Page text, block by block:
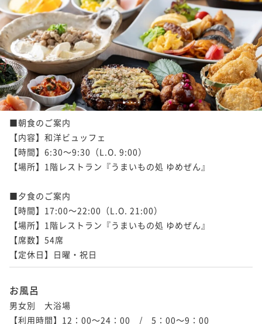
12345
■朝食のご案内
【内容】和洋ビュッフェ
【時間】6:30～9:30（L.O. 9:00）
【場所】1階レストラン『うまいもの処 ゆめぜん』
■夕食のご案内
【時間】17:00～22:00（L.O. 21:00）
【場所】1階レストラン『うまいもの処 ゆめぜん』
【席数】54席
【定休日】日曜・祝日
お風呂
男女別　大浴場
【利用時間】12：00～24：00　/　5：00～9：00